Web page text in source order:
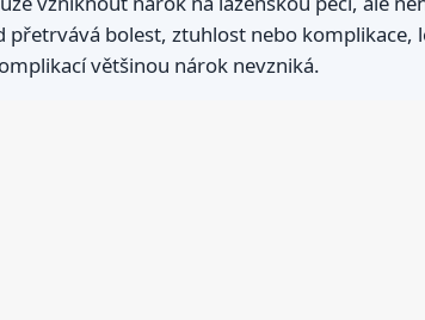
přetrvává bolest, ztuhlost nebo
většinou nárok nevzniká.